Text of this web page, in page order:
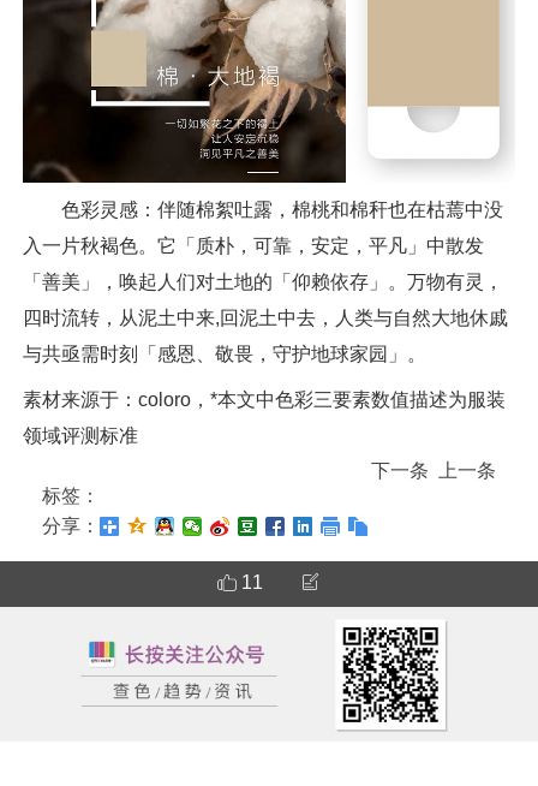
色彩灵感：伴随棉絮吐露，棉桃和棉秆也在枯蔫中没
入一片秋褐色。它「质朴，可靠，安定，平凡」中散发
「善美」，唤起人们对土地的「仰赖依存」。万物有灵，
四时流转，从泥土中来,回泥土中去，人类与自然大地休戚
与共亟需时刻「感恩、敬畏，守护地球家园」。
素材来源于：coloro，*本文中色彩三要素数值描述为服装
领域评测标准
下一条
上一条
标签：
分享：
11